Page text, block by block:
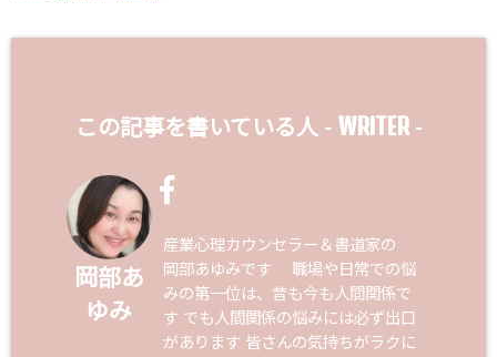
この記事を書いている人 - WRITER-
岡部あ
ゆみ
産業心理カウンセラー＆書道家の
岡部あゆみです 職場や日常での悩
みの第一位は、昔も今も人間関係で
す でも人間関係の悩みには必ず出口
があります 皆さんの気持ちがラクに